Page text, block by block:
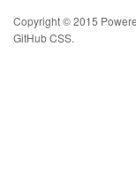
Copyright © 2015
GitHub CSS.